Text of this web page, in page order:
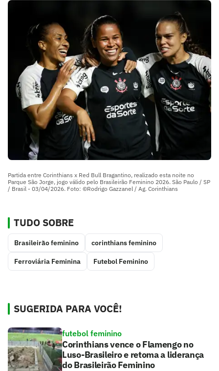
Partida entre Corinthians x Red Bull Bragantino, realizado esta noite no
Parque São Jorge, jogo válido pelo Brasileirão Feminino 2026. São Paulo / SP
/ Brasil - 03/04/2026. Foto: ©Rodrigo Gazzanel / Ag. Corinthians
TUDO SOBRE
Brasileirão feminino corinthians feminino
Ferroviária Feminina Futebol Feminino
SUGERIDA PARA VOCÊ!
futebol feminino
Corinthians vence o Flamengo no
Luso-Brasileiro e retoma a liderança
do Brasileirão Feminino